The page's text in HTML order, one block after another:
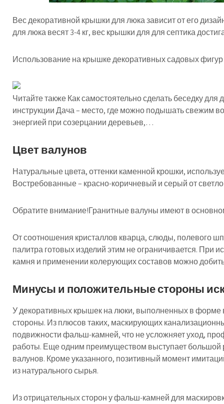
Вес декоративной крышки для люка зависит от его
для люка весят 3-4 кг, вес крышки для для септика
Использование на крышке декоративных садовых фигур
Читайте также Как самостоятельно сделать беседку
инструкции Дача – место, где можно подышать свежим
энергией при созерцании деревьев,…
Цвет валунов
Натуральные цвета, оттенки каменной крошки,
Востребованные – красно-коричневый и серый от
Обратите внимание!Гранитные валуны имеют в
От соотношения кристаллов кварца, слюды, полевого
палитра готовых изделий этим не ограничивается. При
камня и применении колерующих составов можно
Минусы и положительные стороны
У декоративных крышек на люки, выполненных в форме
стороны. Из плюсов таких, маскирующих
подвижности фальш-камней, что не усложняет уход,
работы. Еще одним преимуществом выступает большой
валунов. Кроме указанного, позитивный момент
из натурального сырья.
Из отрицательных сторон у фальш-камней для